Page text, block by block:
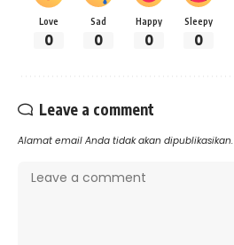
Love
0
Sad
0
Happy
0
Sleepy
0
Leave a comment
Alamat email Anda tidak akan dipublikasikan.